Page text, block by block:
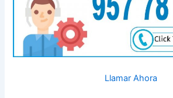
Llamar Ahora